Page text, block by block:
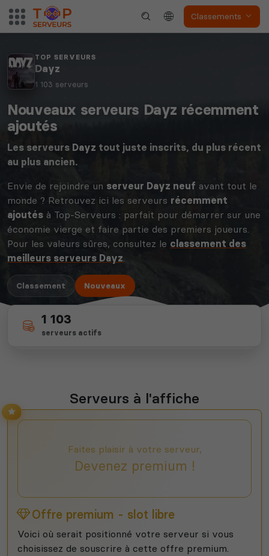
Classements
TOP SERVEURS
Dayz
1 103 serveurs
Nouveaux serveurs Dayz récemment
ajoutés
Les serveurs Dayz tout juste inscrits, du plus récent
au plus ancien.
Envie de rejoindre un serveur Dayz neuf avant tout le
monde ? Retrouvez ici les serveurs récemment
ajoutés à Top-Serveurs : parfait pour démarrer sur une
économie vierge et faire partie des premiers joueurs.
Pour les valeurs sûres, consultez le classement des
meilleurs serveurs Dayz.
Classement Nouveaux
27
nouveaux (30 derniers jours)
il y a 1 jour
1 103
serveurs actifs
Serveurs à l'affiche
Faites plaisir à votre serveur,
Devenez premium !
Offre premium - slot libre
Voici où serait positionné votre serveur si vous
choisissez de souscrire à cette offre premium.